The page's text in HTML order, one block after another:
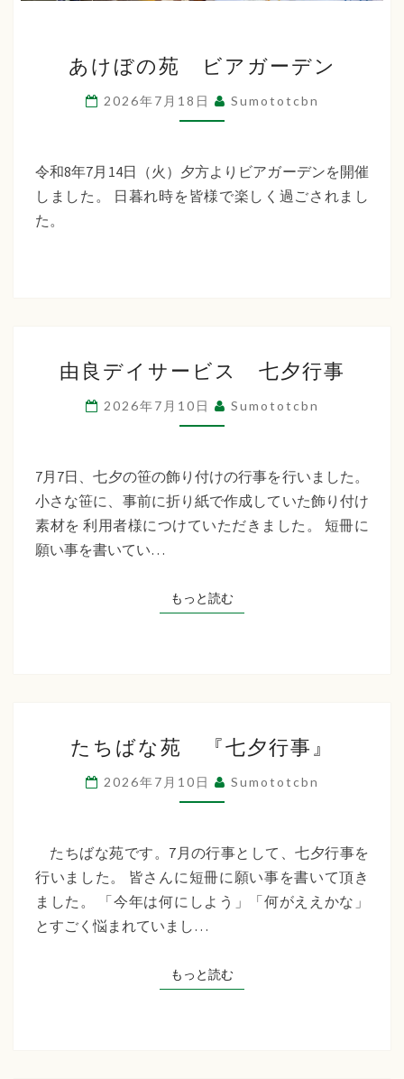
け
ぼ
の
ビ
ア
あけぼの苑 ビアガーデン
2026年7月18日 Sumototcbn
令和8年7月14日（火）夕方よりビアガーデンを開催
しました。 日暮れ時を皆様で楽しく過ごされまし
た。
良
デ
イ
ー
ビ
ス
行
事
由良デイサービス 七夕行事
2026年7月10日 Sumototcbn
7月7日、七夕の笹の飾り付けの行事を行いました。
小さな笹に、事前に折り紙で作成していた飾り付け
素材を 利用者様につけていただきました。 短冊に
願い事を書いてい…
もっと読むもっと読む
ち
ば
な
『七
夕
行
たちばな苑 『七夕行事』
2026年7月10日 Sumototcbn
たちばな苑です。7月の行事として、七夕行事を
行いました。 皆さんに短冊に願い事を書いて頂き
ました。 「今年は何にしよう」「何がええかな」
とすごく悩まれていまし…
もっと読むもっと読む